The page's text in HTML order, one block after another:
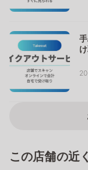
この店舗の近